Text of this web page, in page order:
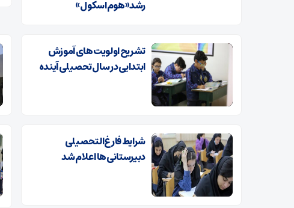
رشد «هوم‌اسکول»
تشریح اولویت‌های آموزش
ابتدایی در سال تحصیلی آینده
شرایط فارغ‌التحصیلی
دبیرستانی‌ها اعلام شد